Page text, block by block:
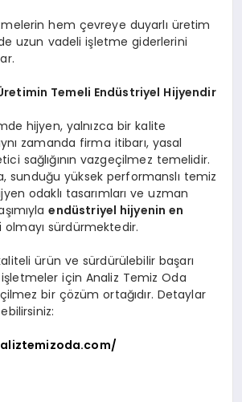
hem çevreye duyarlı üretim
uzun vadeli işletme giderlerini
Temeli Endüstriyel Hijyendir
hijyen, yalnızca bir kalite
zamanda firma itibarı, yasal
sağlığının vazgeçilmez temelidir.
sunduğu yüksek performanslı temiz
odaklı tasarımları ve uzman
endüstriyel hijyenin en
olmayı sürdürmektedir.
ürün ve sürdürülebilir başarı
için Analiz Temiz Oda
bir çözüm ortağıdır. Detaylar